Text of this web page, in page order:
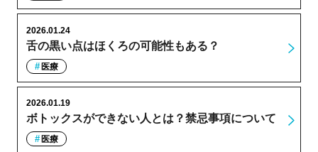
舌の黒い点はほくろの可能性もある？
2026.01.24
医療
ボトックスができない人とは？禁忌事項について
2026.01.19
医療